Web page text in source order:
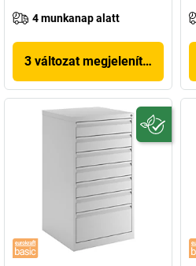
4 munkanap alatt
3 változat megjelenítése